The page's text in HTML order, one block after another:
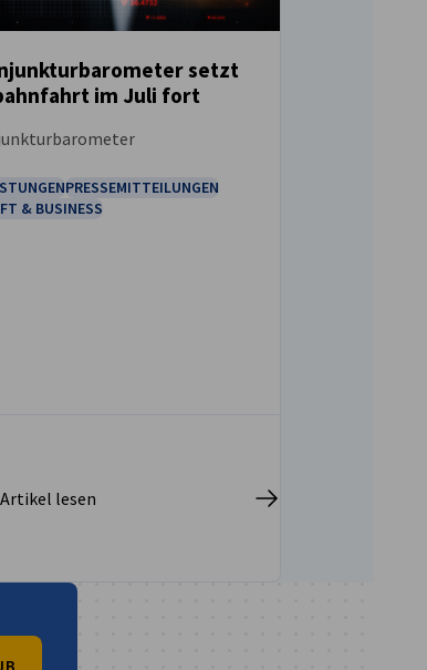
setzt
im Juli fort
PRESSEMITTEILUNGEN
& BUSINESS
lesen